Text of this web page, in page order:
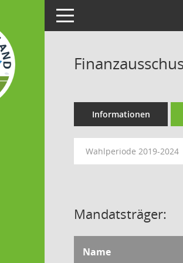
Toggle navigation
Informationen
Wahlperiode 2019-2024
Mandatsträger:
Name